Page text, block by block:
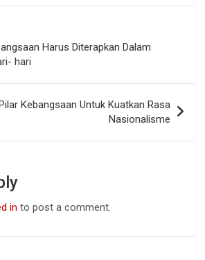
ke
dI
n
Harus Diterapkan Dalam
hari
Kebangsaan Untuk Kuatkan Rasa
Nasionalisme
in to post a comment.